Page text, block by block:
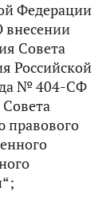
Федерации
Совета
Российской
№ 404-СФ
правового